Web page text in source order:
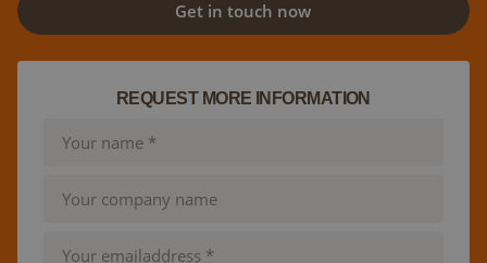
Get in touch now
REQUEST MORE INFORMATION